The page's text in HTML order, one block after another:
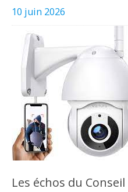
10 juin 2026
Les échos du